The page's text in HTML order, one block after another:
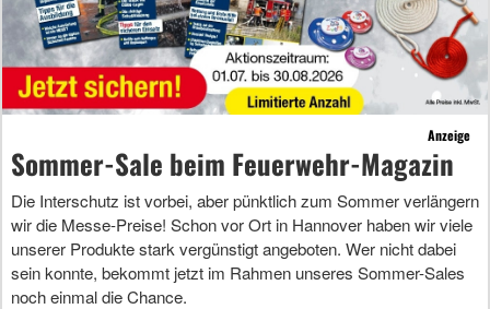
Anzeige
Sommer-Sale beim Feuerwehr-Magazin
Die Interschutz ist vorbei, aber pünktlich zum Sommer verlängern
wir die Messe-Preise! Schon vor Ort in Hannover haben wir viele
unserer Produkte stark vergünstigt angeboten. Wer nicht dabei
sein konnte, bekommt jetzt im Rahmen unseres Sommer-Sales
noch einmal die Chance.